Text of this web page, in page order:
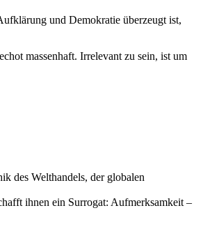
und Demokratie überzeugt ist,
massenhaft. Irrelevant zu sein, ist um
des Welthandels, der globalen
ihnen ein Surrogat: Aufmerksamkeit –